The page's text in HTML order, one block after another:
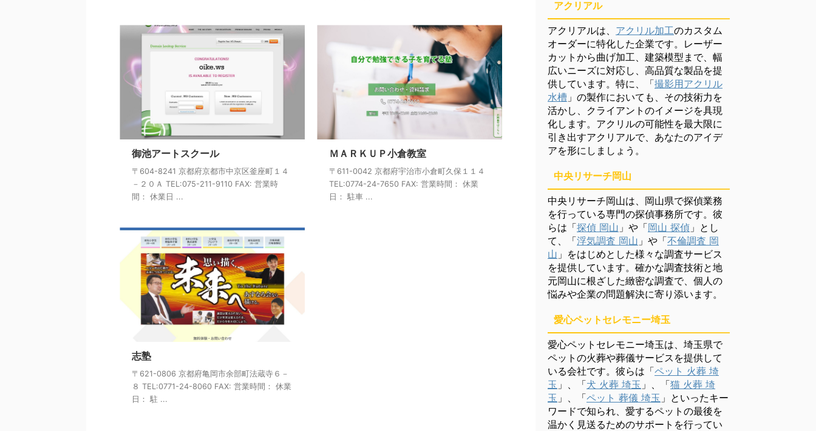
御池アートスクール
〒604-8241 京都府京都市中京区釜座町１４
－２０Ａ TEL:075-211-9110 FAX: 営業時
間： 休業日 ...
ＭＡＲＫＵＰ小倉教室
〒611-0042 京都府宇治市小倉町久保１１４
TEL:0774-24-7650 FAX: 営業時間： 休業
日： 駐車 ...
志塾
〒621-0806 京都府亀岡市余部町法蔵寺６－
８ TEL:0771-24-8060 FAX: 営業時間： 休業
日： 駐 ...
アクリアル
アクリアルは、 アクリル加工のカスタム
オーダーに特化した企業です。レーザー
カットから曲げ加工、建築模型まで、幅
広いニーズに対応し、高品質な製品を提
供しています。特に、「撮影用アクリル
水槽 」の製作においても、その技術力を
活かし、クライアントのイメージを具現
化します。アクリルの可能性を最大限に
引き出すアクリアルで、あなたのアイデ
アを形にしましょう。
中央リサーチ岡山
中央リサーチ岡山は、岡山県で探偵業務
を行っている専門の探偵事務所です。彼
らは「探偵 岡山 」や「岡山 探偵 」とし
て、「浮気調査 岡山 」や「不倫調査 岡
山 」をはじめとした様々な調査サービス
を提供しています。確かな調査技術と地
元岡山に根ざした緻密な調査で、個人の
悩みや企業の問題解決に寄り添います。
愛心ペットセレモニー埼玉
愛心ペットセレモニー埼玉は、埼玉県で
ペットの火葬や葬儀サービスを提供して
いる会社です。彼らは「ペット 火葬 埼
玉 」、「犬 火葬 埼玉 」、「猫 火葬 埼
玉 」、「ペット 葬儀 埼玉 」といったキー
ワードで知られ、愛するペットの最後を
温かく見送るためのサポートを行ってい